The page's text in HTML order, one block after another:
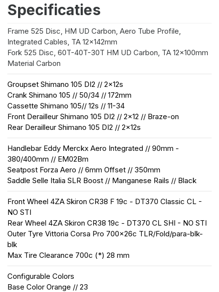
Specificaties
Frame 525 Disc, HM UD Carbon, Aero Tube Profile,
Integrated Cables, TA 12x142mm
Fork 525 Disc, 60T-40T-30T HM UD Carbon, TA 12x100mm
Material Carbon
Groupset Shimano 105 DI2 // 2x12s
Crank Shimano 105 // 50/34 // 172mm
Cassette Shimano 105// 12s // 11-34
Front Derailleur Shimano 105 DI2 // 2x12 // Braze-on
Rear Derailleur Shimano 105 DI2 // 2x12s
Handlebar Eddy Merckx Aero Integrated // 90mm -
380/400mm // EM02Bm
Seatpost Forza Aero // 6mm Offset // 350mm
Saddle Selle Italia SLR Boost // Manganese Rails // Black
Front Wheel 4ZA Skiron CR38 F 19c - DT370 Classic CL -
NO STI
Rear Wheel 4ZA Skiron CR38 19c - DT370 CL SHI - NO STI
Outer Tyre Vittoria Corsa Pro 700x26c TLR/Fold/para-blk-
blk
Max Tire Clearance 700c (*) 28 mm
Configurable Colors
Base Color Orange // 23